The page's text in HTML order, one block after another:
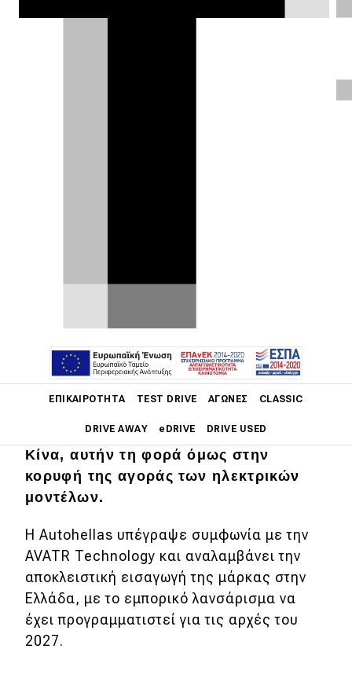
ΕΠΙΚΑΙΡΌΤΗΤΑ TEST DRIVE ΑΓΏΝΕΣ CLASSIC
DRIVE AWAY eDRIVE DRIVE USED
Main navigation
Επικαιρότητα
Πρωτότυπα
Ελλάδα
Κόσμος
Τεχνολογία
αυτοκινήτων του Ομίλου Changan, με
ακόμη έναν ισχυρό παίκτη από την
Κίνα, αυτήν τη φορά όμως στην
κορυφή της αγοράς των ηλεκτρικών
μοντέλων.
Η Autohellas υπέγραψε συμφωνία με την
AVATR Technology και αναλαμβάνει την
αποκλειστική εισαγωγή της μάρκας στην
Ελλάδα, με το εμπορικό λανσάρισμα να
έχει προγραμματιστεί για τις αρχές του
2027.